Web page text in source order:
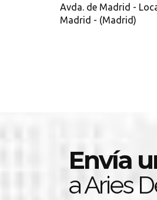
Avda. de Madrid -
Madrid - (Madrid)
Envía
a Aries